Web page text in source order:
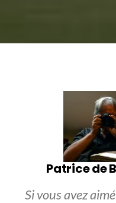
Patrice de
Si vous avez